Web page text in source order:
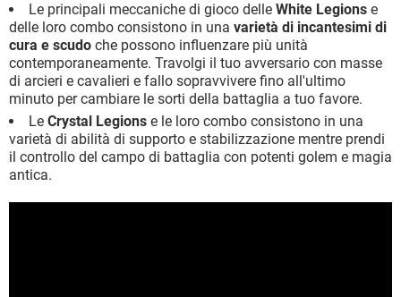
Le principali meccaniche di gioco delle White Legions e
delle loro combo consistono in una varietà di incantesimi di
cura e scudo che possono influenzare più unità
contemporaneamente. Travolgi il tuo avversario con masse
di arcieri e cavalieri e fallo sopravvivere fino all'ultimo
minuto per cambiare le sorti della battaglia a tuo favore.
Le Crystal Legions e le loro combo consistono in una
varietà di abilità di supporto e stabilizzazione mentre prendi
il controllo del campo di battaglia con potenti golem e magia
antica.